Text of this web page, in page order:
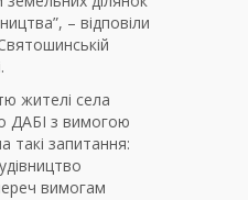
– відповіли
жителі села
ДАБІ з вимогою
такі запитання:
вимогам